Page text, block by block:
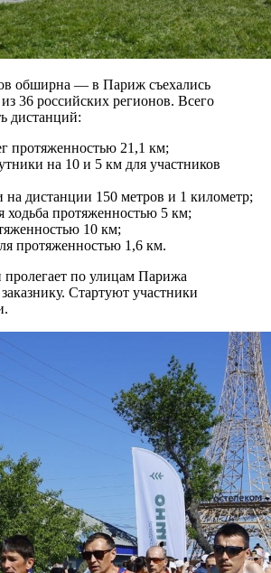
обширна — в Париж съехались
36 российских регионов. Всего
дистанций:
протяженностью 21,1 км;
на 10 и 5 км для участников
на дистанции 150 метров и 1 километр;
ходьба протяженностью 5 км;
10 км;
протяженностью 1,6 км.
по улицам Парижа
Стартуют участники